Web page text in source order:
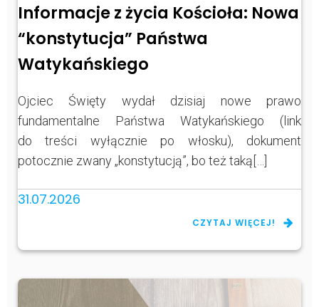
Informacje z życia Kościoła: Nowa
“konstytucja” Państwa
Watykańskiego
Ojciec Święty wydał dzisiaj nowe prawo
fundamentalne Państwa Watykańskiego (link
do treści wyłącznie po włosku), dokument
potocznie zwany „konstytucją”, bo też taką[…]
31.07.2026
CZYTAJ WIĘCEJ!